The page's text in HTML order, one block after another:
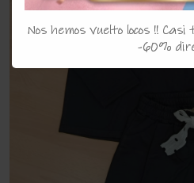
Nos hemos vuelto locos !!
-60%